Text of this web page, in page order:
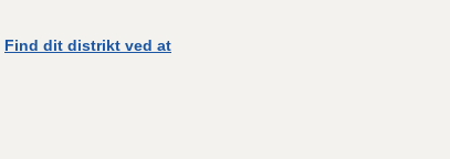
Find dit distrikt ved at